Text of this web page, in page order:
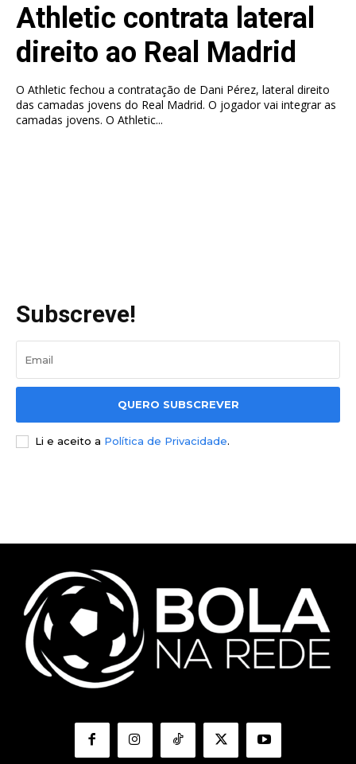
Athletic contrata lateral
direito ao Real Madrid
O Athletic fechou a contratação de Dani Pérez, lateral direito
das camadas jovens do Real Madrid. O jogador vai integrar as
camadas jovens. O Athletic...
Subscreve!
QUERO SUBSCREVER
Li e aceito a Política de Privacidade.